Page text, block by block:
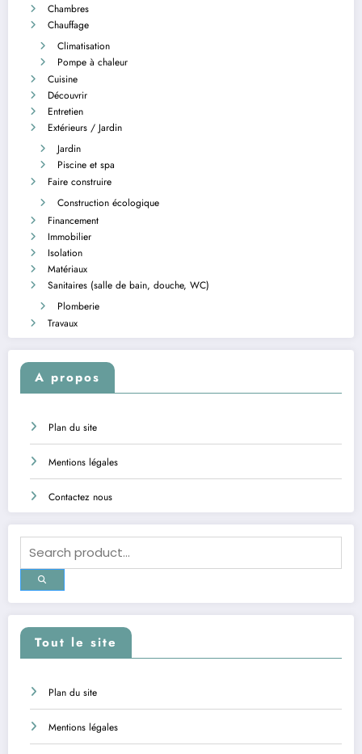
Chambres
Chauffage
Climatisation
Pompe à chaleur
Cuisine
Découvrir
Entretien
Extérieurs / Jardin
Jardin
Piscine et spa
Faire construire
Construction écologique
Financement
Immobilier
Isolation
Matériaux
Sanitaires (salle de bain, douche, WC)
Plomberie
Travaux
A propos
Plan du site
Mentions légales
Contactez nous
Tout le site
Plan du site
Mentions légales